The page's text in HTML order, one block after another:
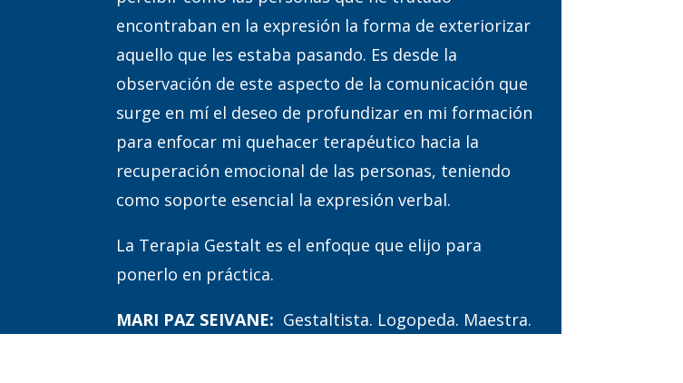
encontraban en la expresión la forma de exteriorizar
aquello que les estaba pasando. Es desde la
observación de este aspecto de la comunicación que
surge en mí el deseo de profundizar en mi formación
para enfocar mi quehacer terapéutico hacia la
recuperación emocional de las personas, teniendo
como soporte esencial la expresión verbal.
La Terapia Gestalt es el enfoque que elijo para
ponerlo en práctica.
MARI PAZ SEIVANE: Gestaltista. Logopeda. Maestra.